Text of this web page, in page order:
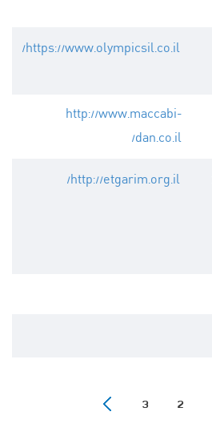
https://www.olympicsil.co.il/
http://www.maccabi-
dan.co.il/
http://etgarim.org.il/
2
3